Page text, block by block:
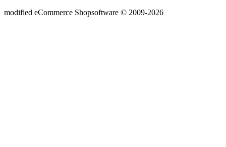
modified eCommerce Shopsoftware © 2009-2026